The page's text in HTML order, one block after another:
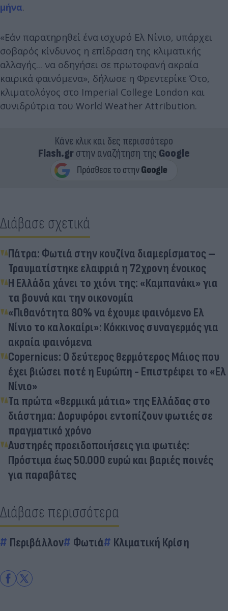
μήνα.
«Εάν παρατηρηθεί ένα ισχυρό Ελ Νίνιο, υπάρχει
σοβαρός κίνδυνος η επίδραση της κλιματικής
αλλαγής... να οδηγήσει σε πρωτοφανή ακραία
καιρικά φαινόμενα», δήλωσε η Φρεντερίκε Ότο,
κλιματολόγος στο Imperial College London και
συνιδρύτρια του World Weather Attribution.
Κάνε κλικ και δες περισσότερο
Flash.grστην αναζήτηση της Google
Διάβασε σχετικά
Πάτρα: Φωτιά στην κουζίνα διαμερίσματος –
Τραυματίστηκε ελαφριά η 72χρονη ένοικος
Η Ελλάδα χάνει το χιόνι της: «Καμπανάκι» για
τα βουνά και την οικονομία
«Πιθανότητα 80% να έχουμε φαινόμενο Ελ
Νίνιο το καλοκαίρι»: Κόκκινος συναγερμός για
ακραία φαινόμενα
Copernicus: Ο δεύτερος θερμότερος Μάιος που
έχει βιώσει ποτέ η Ευρώπη - Επιστρέφει το «Ελ
Νίνιο»
Τα πρώτα «θερμικά μάτια» της Ελλάδας στο
διάστημα: Δορυφόροι εντοπίζουν φωτιές σε
πραγματικό χρόνο
Αυστηρές προειδοποιήσεις για φωτιές:
Πρόστιμα έως 50.000 ευρώ και βαριές ποινές
για παραβάτες
Διάβασε περισσότερα
Περιβάλλον Φωτιά Κλιματική Κρίση